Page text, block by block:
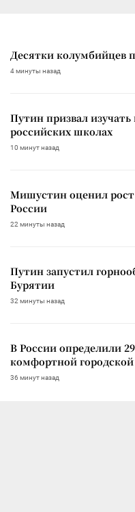
Десятки колумбийцев
4 минуты назад
Путин призвал
российских школах
10 минут назад
Мишустин оценил рост
России
22 минуты назад
Путин запустил
Бурятии
32 минуты назад
В России определили
комфортной
36 минут назад